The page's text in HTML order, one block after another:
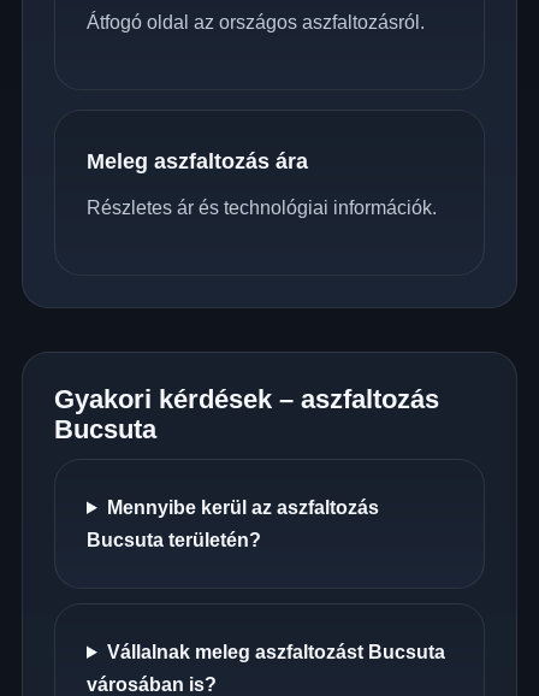
Átfogó oldal az országos aszfaltozásról.
Meleg aszfaltozás ára
Részletes ár és technológiai információk.
Gyakori kérdések – aszfaltozás
Bucsuta
Mennyibe kerül az aszfaltozás
Bucsuta területén?
Vállalnak meleg aszfaltozást Bucsuta
városában is?